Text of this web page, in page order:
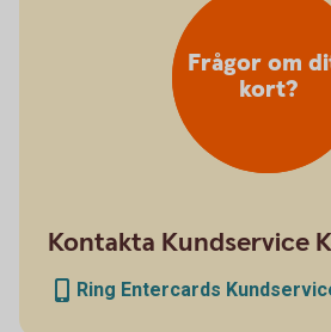
Frågor om
kort?
Kontakta Kundservice
Ring Entercards